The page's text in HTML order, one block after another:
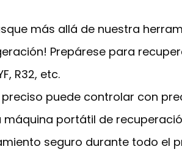
más allá de nuestra
Prepárese para
R32, etc.
puede controlar con
máquina portátil de
seguro durante todo el